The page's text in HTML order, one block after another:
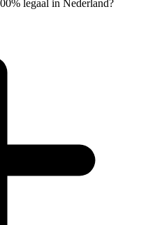
legaal in Nederland?